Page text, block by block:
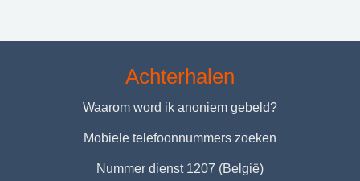
Achterhalen
Waarom word ik anoniem gebeld?
Mobiele telefoonnummers zoeken
Nummer dienst 1207 (België)